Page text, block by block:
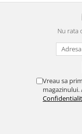
Micro Metal
Nu rata
Vreau sa
magazinului.